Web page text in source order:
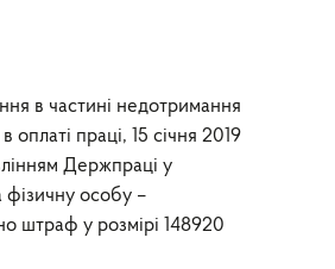
в частині недотримання
оплаті праці, 15 січня 2019
Держпраці у
фізичну особу –
штраф у розмірі 148920